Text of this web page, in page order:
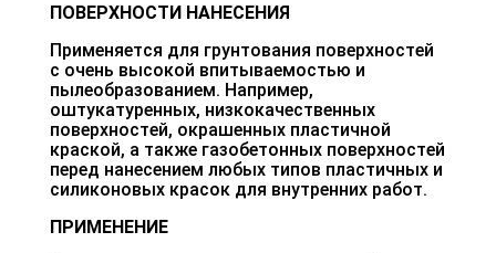
ПОВЕРХНОСТИ НАНЕСЕНИЯ
Применяется для грунтования поверхностей
с очень высокой впитываемостью и
пылеобразованием. Например,
оштукатуренных, низкокачественных
поверхностей, окрашенных пластичной
краской, а также газобетонных поверхностей
перед нанесением любых типов пластичных и
силиконовых красок для внутренних работ.
ПРИМЕНЕНИЕ